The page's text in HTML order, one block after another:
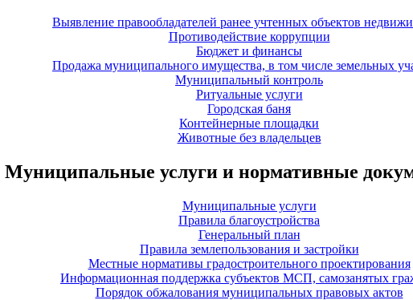
Выявление правообладателей ранее учтенных объектов
Противодействие коррупции
Бюджет и финансы
Продажа муниципального имущества, в том числе земельных
Муниципальный контроль
Ритуальные услуги
Городская баня
Контейнерные площадки
Животные без владельцев
Муниципальные услуги и нормативные
Муниципальные услуги
Правила благоустройства
Генеральный план
Правила землепользования и застройки
Местные нормативы градостроительного проектирования
Информационная поддержка субъектов МСП, самозанятых
Порядок обжалования муниципальных правовых актов